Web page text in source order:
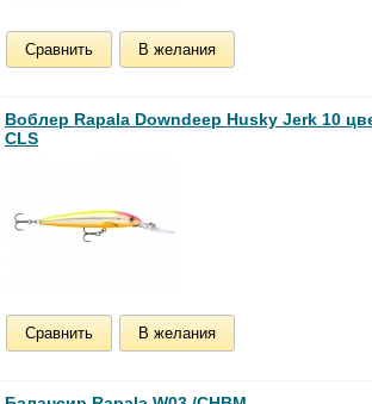
Сравнить В желания
Воблер Rapala Downdeep Husky Jerk 10
CLS
Сравнить В желания